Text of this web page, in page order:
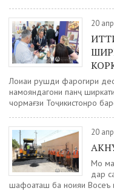
20
Лоиҳаи рушди фарогири
намояндагони панҷ
чормағзи Тоҷикистонро
20
Мо
дар
шафоаташ ба ноҳияи Восеъ